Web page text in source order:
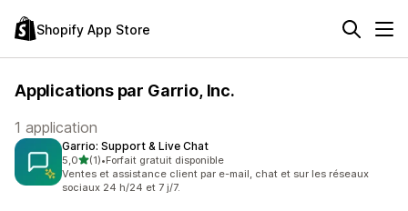
Shopify App Store
Applications par Garrio, Inc.
1 application
Garrio: Support & Live Chat
5,0étoile(s) sur 5
(1)
1 avis au total
•Forfait gratuit disponible
Ventes et assistance client par e-mail, chat et sur les réseaux
sociaux 24 h/24 et 7 j/7.